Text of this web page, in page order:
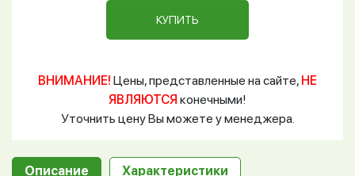
КУПИТЬ
ВНИМАНИЕ! Цены, представленные на сайте, НЕ
ЯВЛЯЮТСЯ конечными!
Уточнить цену Вы можете у менеджера.
Описание Характеристики